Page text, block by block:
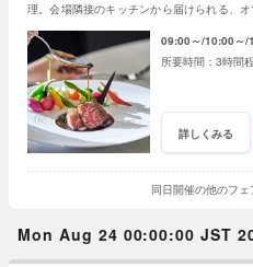
理。会場隣接のキッチンから届けられる、
09:00～ 10:00～
3時間
詳しくみる
同日開催の他のフ
Mon Aug 24 00:00:00 JST